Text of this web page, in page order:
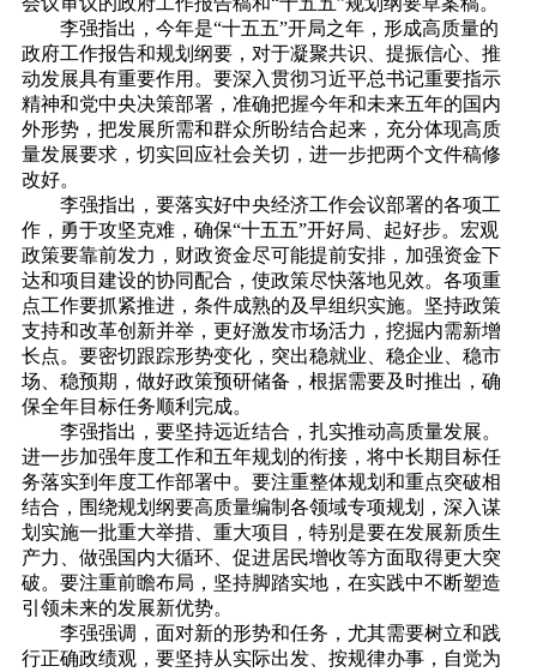
李强指出，今年是“十五五”开局之年，形成高质量的
政府工作报告和规划纲要，对于凝聚共识、提振信心、推
动发展具有重要作用。要深入贯彻习近平总书记重要指示
精神和党中央决策部署，准确把握今年和未来五年的国内
外形势，把发展所需和群众所盼结合起来，充分体现高质
量发展要求，切实回应社会关切，进一步把两个文件稿修
改好。
李强指出，要落实好中央经济工作会议部署的各项工
作，勇于攻坚克难，确保“十五五”开好局、起好步。宏观
政策要靠前发力，财政资金尽可能提前安排，加强资金下
达和项目建设的协同配合，使政策尽快落地见效。各项重
点工作要抓紧推进，条件成熟的及早组织实施。坚持政策
支持和改革创新并举，更好激发市场活力，挖掘内需新增
长点。要密切跟踪形势变化，突出稳就业、稳企业、稳市
场、稳预期，做好政策预研储备，根据需要及时推出，确
保全年目标任务顺利完成。
李强指出，要坚持远近结合，扎实推动高质量发展。
进一步加强年度工作和五年规划的衔接，将中长期目标任
务落实到年度工作部署中。要注重整体规划和重点突破相
结合，围绕规划纲要高质量编制各领域专项规划，深入谋
划实施一批重大举措、重大项目，特别是要在发展新质生
产力、做强国内大循环、促进居民增收等方面取得更大突
破。要注重前瞻布局，坚持脚踏实地，在实践中不断塑造
引领未来的发展新优势。
李强强调，面对新的形势和任务，尤其需要树立和践
行正确政绩观，要坚持从实际出发、按规律办事，自觉为